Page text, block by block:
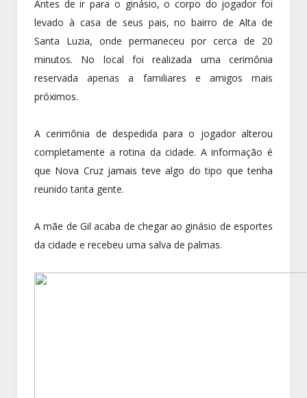
Antes de ir para o ginásio, o corpo do jogador foi
levado à casa de seus pais, no bairro de Alta de
Santa Luzia, onde permaneceu por cerca de 20
minutos. No local foi realizada uma cerimônia
reservada apenas a familiares e amigos mais
próximos.
A cerimônia de despedida para o jogador alterou
completamente a rotina da cidade. A informação é
que Nova Cruz jamais teve algo do tipo que tenha
reunido tanta gente.
A mãe de Gil acaba de chegar ao ginásio de esportes
da cidade e recebeu uma salva de palmas.